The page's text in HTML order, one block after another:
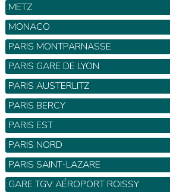
METZ
MONACO
PARIS MONTPARNASSE
PARIS GARE DE LYON
PARIS AUSTERLITZ
PARIS BERCY
PARIS EST
PARIS NORD
PARIS SAINT-LAZARE
GARE TGV AÉROPORT ROISSY